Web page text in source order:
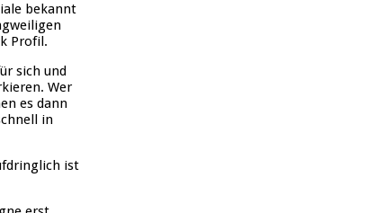
bekannt
Profil.
sich und
Wer
es dann
in
ist